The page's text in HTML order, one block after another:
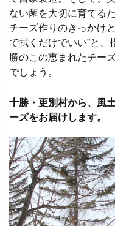
ない菌を大切に育てる
チーズ作りのきっかけ
で拭くだけでいい”と
勝のこの恵まれたチー
でしょう。
十勝・更別村から、風
ーズをお届けします。